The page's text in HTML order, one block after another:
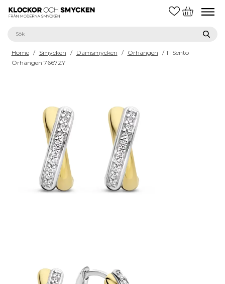
Home / Smycken / Damsmycken / Örhängen / Ti Sento
Örhängen 7667ZY